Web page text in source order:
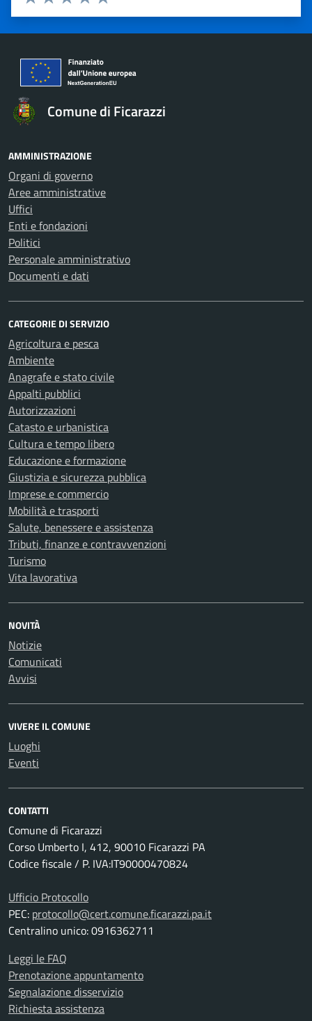
Valuta 5 stelle su 5
Valuta 4 stelle su 5
Valuta 3 stelle su 5
Valuta 2 stelle su 5
Valuta 1 stelle su 5
Comune di Ficarazzi
AMMINISTRAZIONE
Organi di governo
Aree amministrative
Uffici
Enti e fondazioni
Politici
Personale amministrativo
Documenti e dati
CATEGORIE DI SERVIZIO
Agricoltura e pesca
Ambiente
Anagrafe e stato civile
Appalti pubblici
Autorizzazioni
Catasto e urbanistica
Cultura e tempo libero
Educazione e formazione
Giustizia e sicurezza pubblica
Imprese e commercio
Mobilità e trasporti
Salute, benessere e assistenza
Tributi, finanze e contravvenzioni
Turismo
Vita lavorativa
NOVITÀ
Notizie
Comunicati
Avvisi
VIVERE IL COMUNE
Luoghi
Eventi
CONTATTI
Comune di Ficarazzi
Corso Umberto I, 412, 90010 Ficarazzi PA
Codice fiscale / P. IVA:IT90000470824
Ufficio Protocollo
PEC: protocollo@cert.comune.ficarazzi.pa.it
Centralino unico: 0916362711
Leggi le FAQ
Prenotazione appuntamento
Segnalazione disservizio
Richiesta assistenza